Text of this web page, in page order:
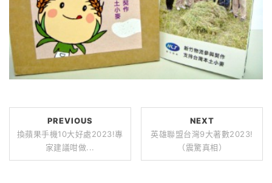
PREVIOUS
換蘋果手機10大好處2023!專
家建議咁做...
NEXT
英雄聯盟台灣9大著數2023!
（震驚真相）